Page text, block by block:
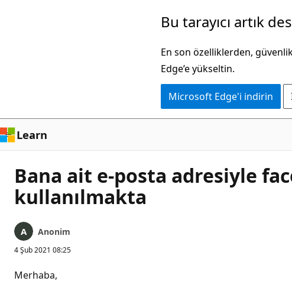
Bu tarayıcı artık
En son özelliklerden,
Edge’e yükseltin.
Microsoft Edge'i indirin
Learn
Bana ait e-posta adresiyle
kullanılmakta
Anonim
4 Şub 2021 08:25
Merhaba,